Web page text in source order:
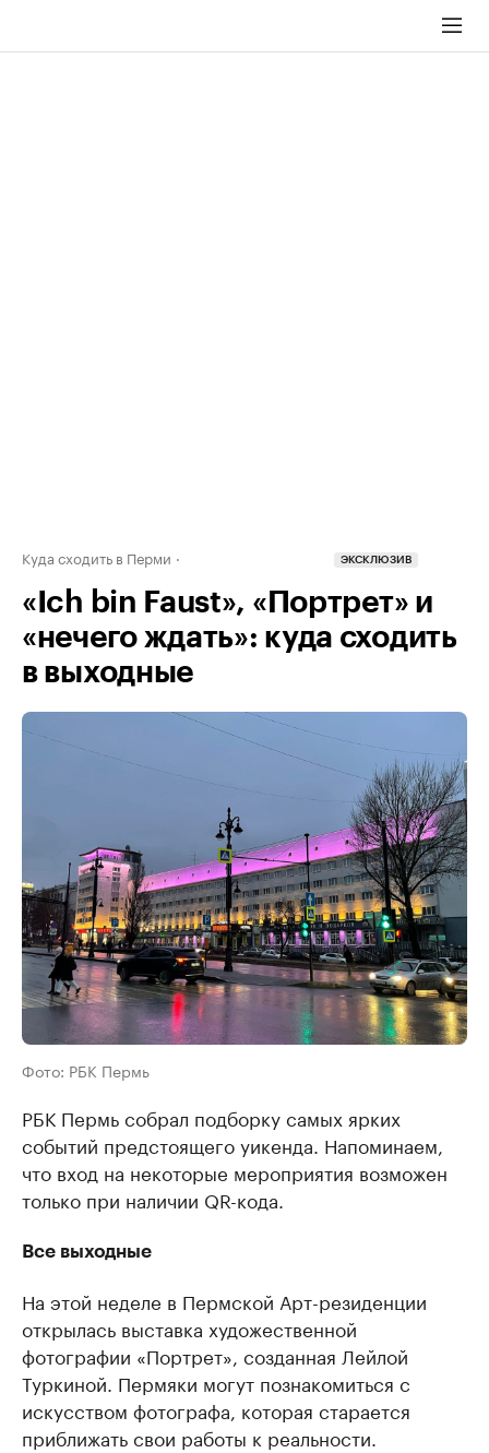
Куда сходить в Перми ЭКСКЛЮЗИВ
«Ich bin Faust», «Портрет» и
«нечего ждать»: куда сходить
в выходные
Фото: РБК Пермь
РБК Пермь собрал подборку самых ярких
событий предстоящего уикенда. Напоминаем,
что вход на некоторые мероприятия возможен
только при наличии QR-кода.
Все выходные
На этой неделе в Пермской Арт-резиденции
открылась выставка художественной
фотографии «Портрет», созданная Лейлой
Туркиной. Пермяки могут познакомиться с
искусством фотографа, которая старается
приближать свои работы к реальности.